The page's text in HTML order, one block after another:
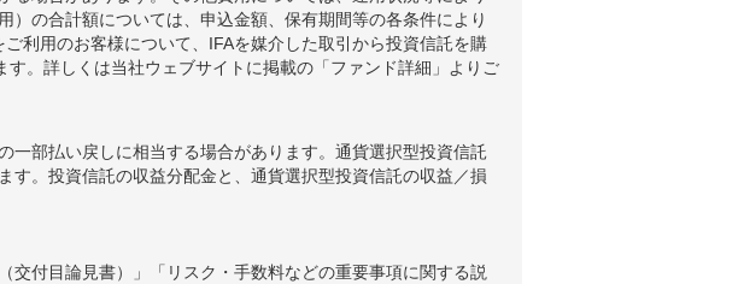
の合計額については、申込金額、保有期間等の各条件により
利用のお客様について、IFAを媒介した取引から投資信託を購
。詳しくは当社ウェブサイトに掲載の「ファンド詳細」よりご
部払い戻しに相当する場合があります。通貨選択型投資信託
。投資信託の収益分配金と、通貨選択型投資信託の収益／損
付目論見書）」「リスク・手数料などの重要事項に関する説